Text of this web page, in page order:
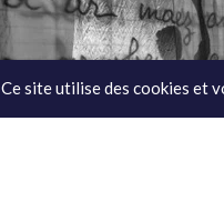
Ce site utilise des cookies et